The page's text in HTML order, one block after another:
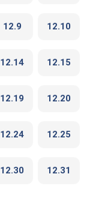
12.9 12.10
12.14 12.15
12.19 12.20
12.24 12.25
12.30 12.31